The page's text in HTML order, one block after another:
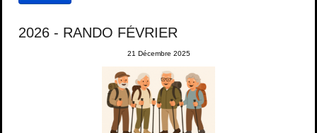
2026 - RANDO FÉVRIER
21 Décembre 2025